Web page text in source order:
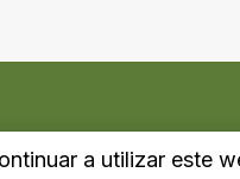
a utilizar este